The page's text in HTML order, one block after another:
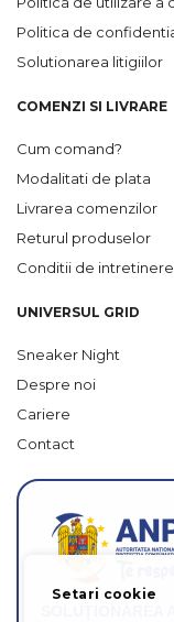
Politica de
Solutionarea litigiilor
COMENZI SI LIVRARE
Cum comand?
Modalitati de plata
Livrarea comenzilor
Returul produselor
Conditii de intretinere
UNIVERSUL GRID
Sneaker Night
Despre noi
Cariere
Contact
Setari cookie